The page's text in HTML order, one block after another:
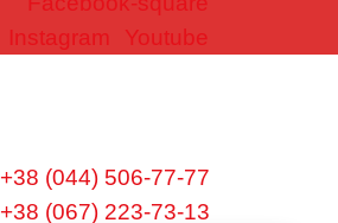
Instagram
Youtube
+38 (044) 506-77-77
+38 (067) 223-73-13